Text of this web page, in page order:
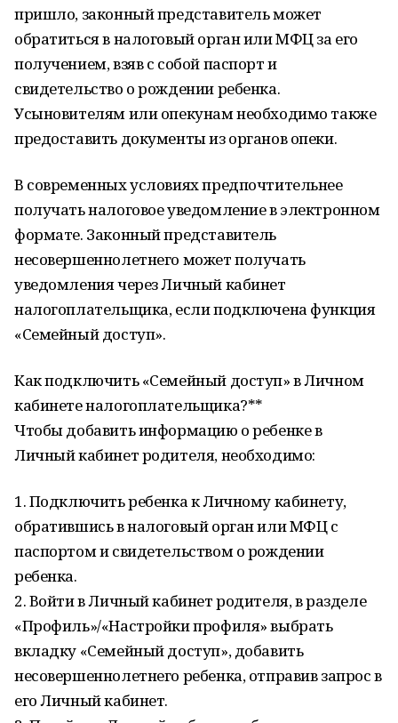
пришло, законный представитель может
обратиться в налоговый орган или МФЦ за его
получением, взяв с собой паспорт и
свидетельство о рождении ребенка.
Усыновителям или опекунам необходимо также
предоставить документы из органов опеки.
В современных условиях предпочтительнее
получать налоговое уведомление в электронном
формате. Законный представитель
несовершеннолетнего может получать
уведомления через Личный кабинет
налогоплательщика, если подключена функция
«Семейный доступ».
Как подключить «Семейный доступ» в Личном
кабинете налогоплательщика?**
Чтобы добавить информацию о ребенке в
Личный кабинет родителя, необходимо:
1. Подключить ребенка к Личному кабинету,
обратившись в налоговый орган или МФЦ с
паспортом и свидетельством о рождении
ребенка.
2. Войти в Личный кабинет родителя, в разделе
«Профиль»/«Настройки профиля» выбрать
вкладку «Семейный доступ», добавить
несовершеннолетнего ребенка, отправив запрос в
его Личный кабинет.